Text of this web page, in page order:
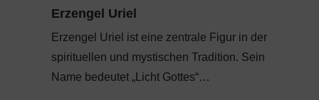
Erzengel Uriel
Erzengel Uriel ist eine zentrale Figur in der
spirituellen und mystischen Tradition. Sein
Name bedeutet „Licht Gottes“…